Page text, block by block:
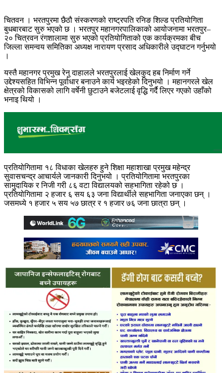
चितवन । भरतपुरमा छैठौ संस्करणको राष्ट्रपति रनिङ शिल्ड प्रतियोगिता
बुधबारबाट सुरु भएको छ । भरतपुर महानगरपालिकाको आयोजनामा भरतपुर–
२० चित्रवन रंगशालामा सुरु भएको प्रतियोगिताको एक कार्यक्रमका बीच
जिल्ला समन्वय समितिका अध्यक्ष नारायण प्रसाद अधिकारीले उद्घाटनगर्नुभयो
।
यस्तै महानगर प्रमुख रेनु दाहालले भरतपुरलाई खेलकुद हब निर्माण गर्ने
उद्देश्यसहित विभिन्न पूर्वाधार बनाउने कार्य भइरहेको दिनुभयो । महानगरले खेल
क्षेत्रको विकासको लागि वर्षेनी छुटाउने बजेटलाई वृद्धि गर्दै लिएर गएको उहाँको
भनाइ थियो ।
प्रतियोगितामा १८ विधाका खेलहरु हुने शिक्षा महाशाखा प्रमुख महेन्द्र
सुवासचन्द्र आचार्यले जानकारी दिनुभयो । प्रतियोगितामा भरतपुरका
सामुदायिक र निजी गरी ८६ वटा विद्यालयको सहभागिता रहेको छ ।
प्रतियोगितामा २ हजार ६ सय ६३ जना विद्यार्थीले सहभागिता जनाएका छन् ।
जसमध्ये १ हजार ५ सय ५७ छात्र र १ हजार ७६ जना छात्रा छन् ।